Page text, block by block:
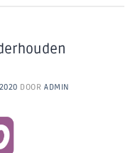
DOORADMIN